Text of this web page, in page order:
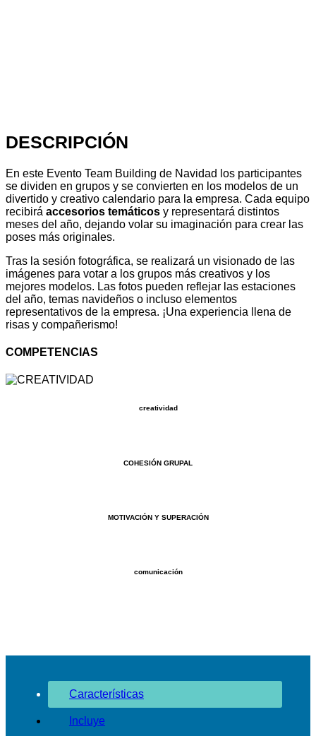
DESCRIPCIÓN
En este Evento Team Building de Navidad los participantes
se dividen en grupos y se convierten en los modelos de un
divertido y creativo calendario para la empresa. Cada equipo
recibirá accesorios temáticos y representará distintos
meses del año, dejando volar su imaginación para crear las
poses más originales.
Tras la sesión fotográfica, se realizará un visionado de las
imágenes para votar a los grupos más creativos y los
mejores modelos. Las fotos pueden reflejar las estaciones
del año, temas navideños o incluso elementos
representativos de la empresa. ¡Una experiencia llena de
risas y compañerismo!
COMPETENCIAS
creatividad
COHESIÓN GRUPAL
MOTIVACIÓN Y SUPERACIÓN
comunicación
Características
Incluye